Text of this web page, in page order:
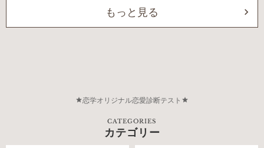
もっと見る
恋学オリジナル恋愛診断テスト
CATEGORIES
カテゴリー